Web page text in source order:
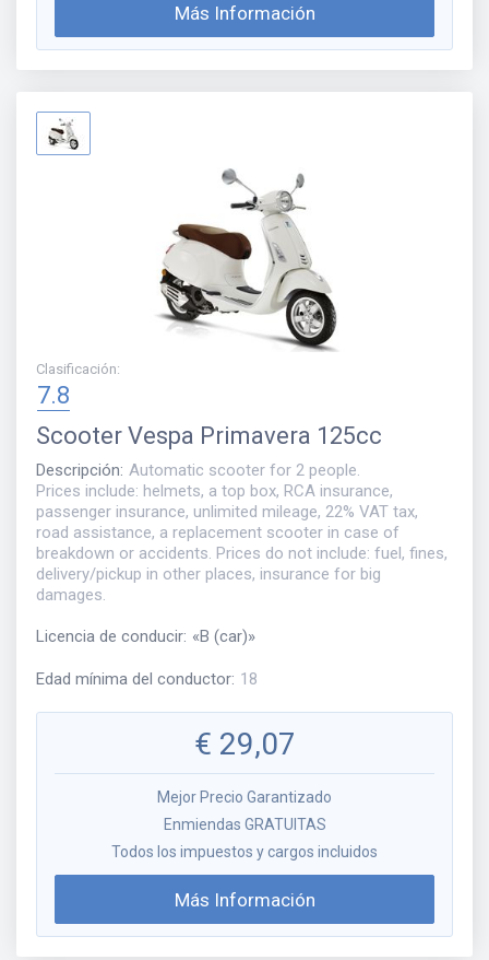
Más Información
Clasificación:
7.8
Scooter Vespa Primavera 125cc
Descripción: Automatic scooter for 2 people.
Prices include: helmets, a top box, RCA insurance,
passenger insurance, unlimited mileage, 22% VAT tax,
road assistance, a replacement scooter in case of
breakdown or accidents. Prices do not include: fuel, fines,
delivery/pickup in other places, insurance for big
damages.
Licencia de conducir: «B (car)»
Edad mínima del conductor: 18
€ 29,07
Mejor Precio Garantizado
Enmiendas GRATUITAS
Todos los impuestos y cargos incluidos
Más Información